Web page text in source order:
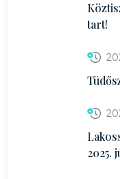
tart!
2025.